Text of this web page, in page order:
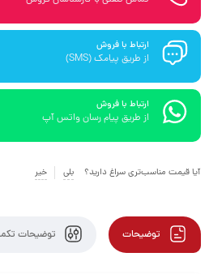
ارتباط با فروش
از طریق پیامک (SMS)
ارتباط با فروش
از طریق پیام رسان واتس آپ
آیا قیمت مناسب‌تری سراغ دارید؟ بلی خیر
توضیحات توضیحات